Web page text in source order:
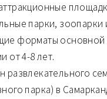
парки, зоопарки
форматы основной
от 4-8 лет.
развлекательного
парка) в